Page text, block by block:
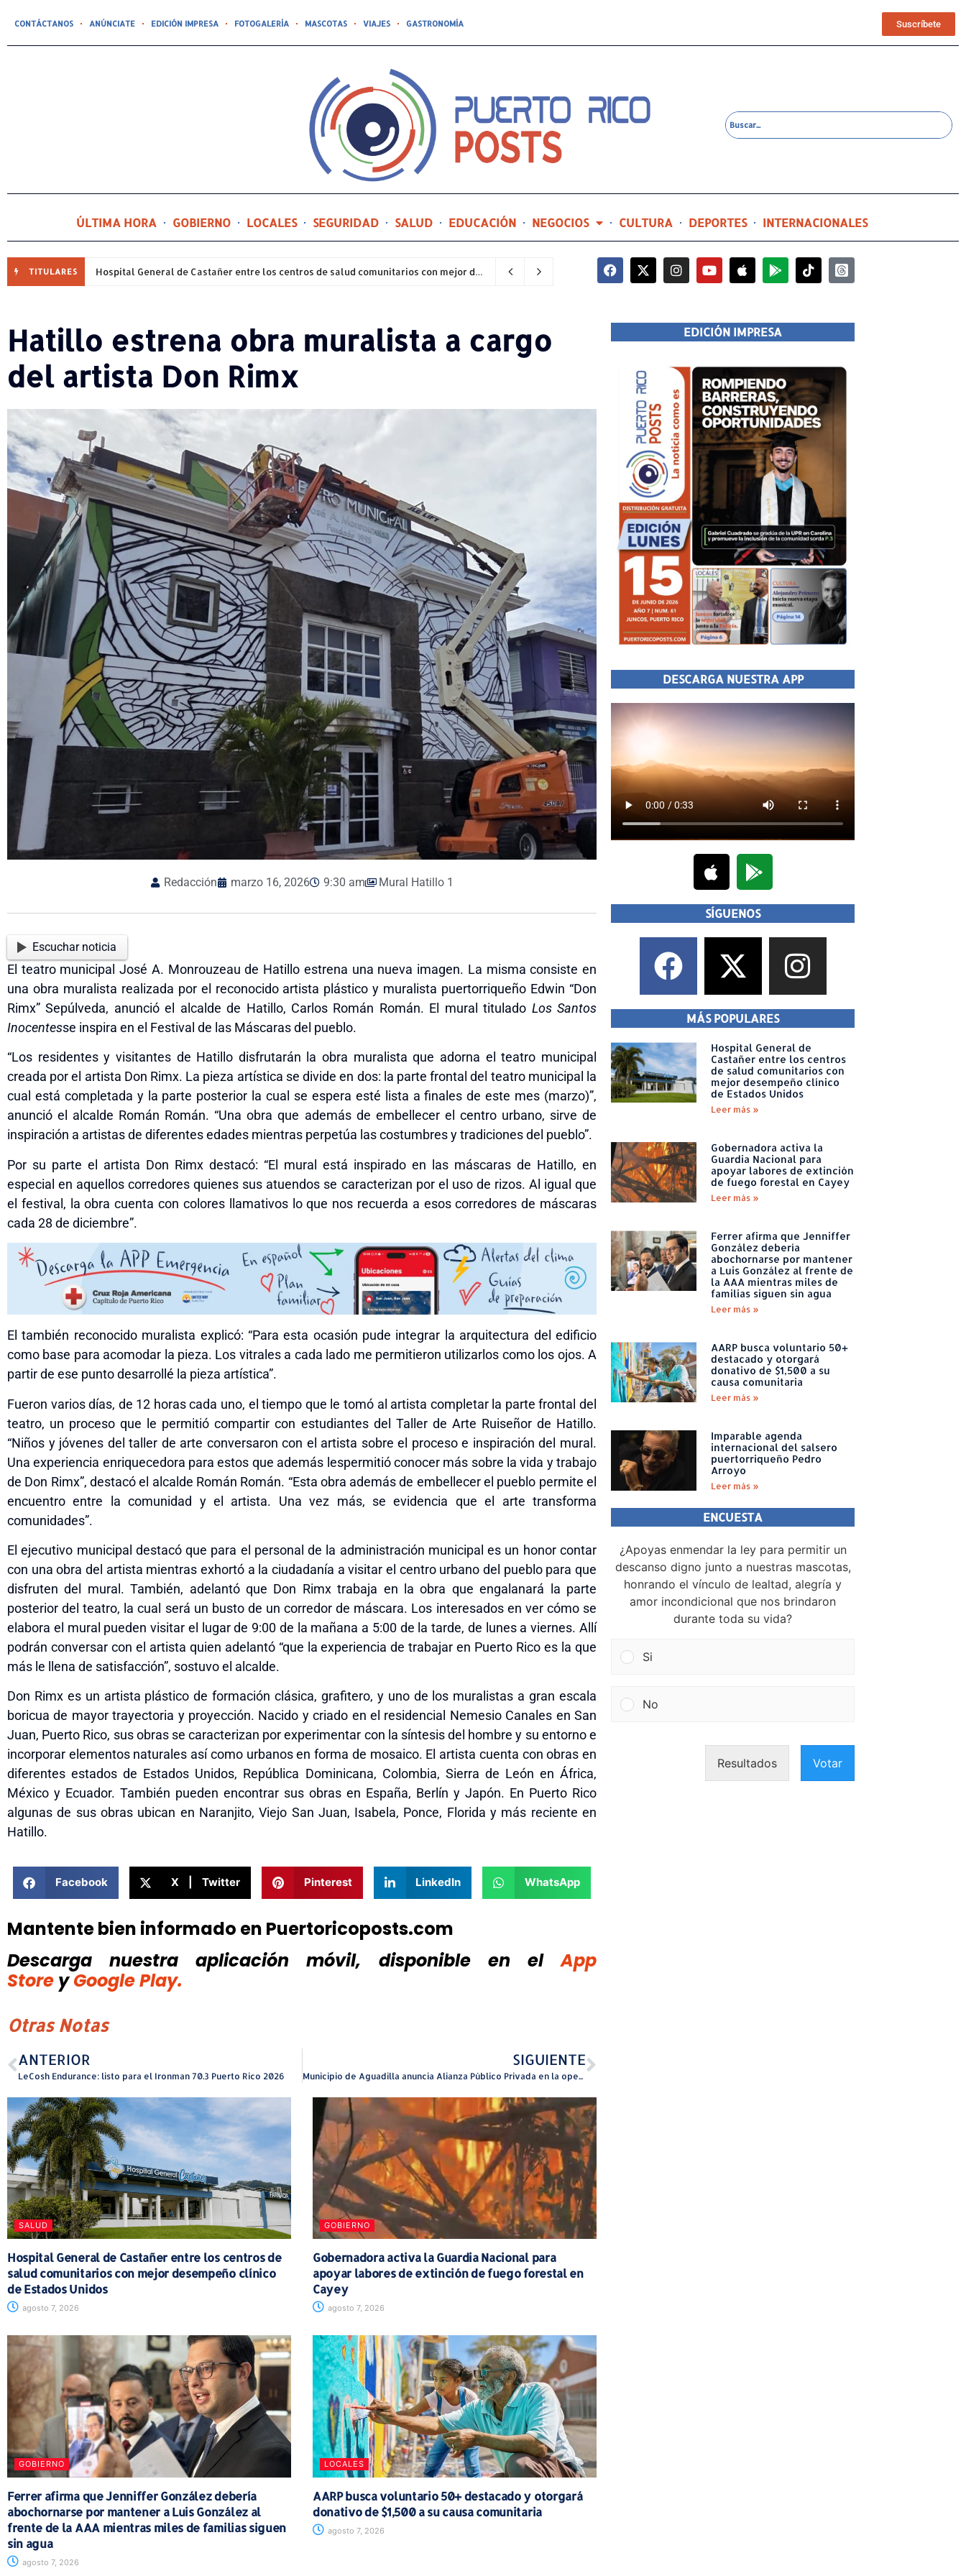
CONTÁCTANOS ANÚNCIATE EDICIÓN IMPRESA FOTOGALERÍA MASCOTAS VIAJES GASTRONOMÍA Suscríbete
ÚLTIMA HORA GOBIERNO LOCALES SEGURIDAD SALUD EDUCACIÓN NEGOCIOS CULTURA DEPORTES INTERNACIONALES
TITULARES Hospital General de Castañer entre los centros de salud comunitarios con mejor desempeño clínico de Estados Unidos 1 día ago
Hatillo estrena obra muralista a cargo
del artista Don Rimx
Redacción marzo 16, 2026 9:30 am Mural Hatillo 1
Escuchar noticia
El teatro municipal José A. Monrouzeau de Hatillo estrena una nueva imagen. La misma consiste en
una obra muralista realizada por el reconocido artista plástico y muralista puertorriqueño Edwin “Don
Rimx” Sepúlveda, anunció el alcalde de Hatillo, Carlos Román Román. El mural titulado Los Santos
Inocentesse inspira en el Festival de las Máscaras del pueblo.
“Los residentes y visitantes de Hatillo disfrutarán la obra muralista que adorna el teatro municipal
creada por el artista Don Rimx. La pieza artística se divide en dos: la parte frontal del teatro municipal la
cual está completada y la parte posterior la cual se espera esté lista a finales de este mes (marzo)”,
anunció el alcalde Román Román. “Una obra que además de embellecer el centro urbano, sirve de
inspiración a artistas de diferentes edades mientras perpetúa las costumbres y tradiciones del pueblo”.
Por su parte el artista Don Rimx destacó: “El mural está inspirado en las máscaras de Hatillo, en
especial en aquellos corredores quienes sus atuendos se caracterizan por el uso de rizos. Al igual que
el festival, la obra cuenta con colores llamativos lo que nos recuerda a esos corredores de máscaras
cada 28 de diciembre”.
El también reconocido muralista explicó: “Para esta ocasión pude integrar la arquitectura del edificio
como base para acomodar la pieza. Los vitrales a cada lado me permitieron utilizarlos como los ojos. A
partir de ese punto desarrollé la pieza artística”.
Fueron varios días, de 12 horas cada uno, el tiempo que le tomó al artista completar la parte frontal del
teatro, un proceso que le permitió compartir con estudiantes del Taller de Arte Ruiseñor de Hatillo.
“Niños y jóvenes del taller de arte conversaron con el artista sobre el proceso e inspiración del mural.
Una experiencia enriquecedora para estos que además lespermitió conocer más sobre la vida y trabajo
de Don Rimx”, destacó el alcalde Román Román. “Esta obra además de embellecer el pueblo permite el
encuentro entre la comunidad y el artista. Una vez más, se evidencia que el arte transforma
comunidades”.
El ejecutivo municipal destacó que para el personal de la administración municipal es un honor contar
con una obra del artista mientras exhortó a la ciudadanía a visitar el centro urbano del pueblo para que
disfruten del mural. También, adelantó que Don Rimx trabaja en la obra que engalanará la parte
posterior del teatro, la cual será un busto de un corredor de máscara. Los interesados en ver cómo se
elabora e mural pueden visitar el lugarde 9:00 de la mañana a 5:00 de la tarde, de lunes a viernes. Allí
podrán conversar con el artista quien adelantó “que la experiencia de trabajar en Puerto Rico es la que
más le llena de satisfacción”, sostuvo el alcalde.
Don Rimx es un artista plástico de formación clásica, grafitero, y uno de los muralistas a gran escala
boricua de mayor trayectoria y proyección. Nacido y criado en el residencial Nemesio Canales en San
Juan, Puerto Rico, sus obras se caracterizan por experimentar con la síntesis del hombre y su entorno e
incorporar elementos naturales así como urbanos en forma de mosaico. El artista cuenta con obras en
diferentes estados de Estados Unidos, República Dominicana, Colombia, Sierra de León en África,
México y Ecuador. También pueden encontrar sus obras en España, Berlín y Japón. En Puerto Rico
algunas de sus obras ubican en Naranjito, Viejo San Juan, Isabela, Ponce, Florida y más reciente en
Hatillo.
Facebook X | Twitter Pinterest LinkedIn WhatsApp
Mantente bien informado en Puertoricoposts.com
Descarga nuestra aplicación móvil, disponible
en el
App
Store y Google Play.
Otras Notas
ANTERIOR
LeCosh Endurance: listo para el Ironman 70.3 Puerto Rico 2026
SIGUIENTE
Municipio de Aguadilla anuncia Alianza Público Privada en la operación del icónico Las Cascadas Water Park
SALUD
Hospital General de Castañer entre los centros de
salud comunitarios con mejor desempeño clínico
de Estados Unidos
agosto 7, 2026
GOBIERNO
Gobernadora activa la Guardia Nacional para
apoyar labores de extinción de fuego forestal en
Cayey
agosto 7, 2026
GOBIERNO
Ferrer afirma que Jenniffer González debería
abochornarse por mantener a Luis González al
frente de la AAA mientras miles de familias siguen
sin agua
agosto 7, 2026
LOCALES
AARP busca voluntario 50+ destacado y otorgará
donativo de $1,500 a su causa comunitaria
agosto 7, 2026
EDICIÓN IMPRESA
DESCARGA NUESTRA APP
SÍGUENOS
MÁS POPULARES
Hospital General de
Castañer entre los centros
de salud comunitarios con
mejor desempeño clínico
de Estados Unidos
Leer más »
Gobernadora activa la
Guardia Nacional para
apoyar labores de extinción
de fuego forestal en Cayey
Leer más »
Ferrer afirma que Jenniffer
González debería
abochornarse por mantener
a Luis González al frente de
la AAA mientras miles de
familias siguen sin agua
Leer más »
AARP busca voluntario 50+
destacado y otorgará
donativo de $1,500 a su
causa comunitaria
Leer más »
Imparable agenda
internacional del salsero
puertorriqueño Pedro
Arroyo
Leer más »
ENCUESTA
¿Apoyas enmendar la ley para permitir un
descanso digno junto a nuestras mascotas,
honrando el vínculo de lealtad, alegría y
amor incondicional que nos brindaron
durante toda su vida?
Si
No
Resultados Votar